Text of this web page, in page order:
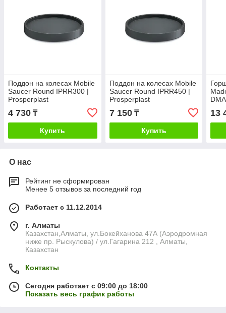
Поддон на колесах Mobile
Saucer Round IPRR300 |
Prosperplast
4 730 ₸
Купить
Поддон на колесах Mobile
Saucer Round IPRR450 |
Prosperplast
7 150₸
Купить
13
О нас
Рейтинг не сформирован
Менее 5 отзывов за последний год
Работает с 11.12.2014
г. Алматы
Казахстан,Алматы, ул.Бокейханова 47А (Аэродромная
ниже пр. Рыскулова) / ул.Гагарина 212 , Алматы,
Казахстан
Контакты
Сегодня работает с 09:00 до 18:00
Показать весь график работы